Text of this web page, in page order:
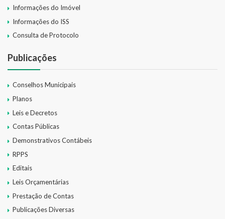
Informações do Imóvel
Informações do ISS
Consulta de Protocolo
Publicações
Conselhos Municipais
Planos
Leis e Decretos
Contas Públicas
Demonstrativos Contábeis
RPPS
Editais
Leis Orçamentárias
Prestação de Contas
Publicações Diversas